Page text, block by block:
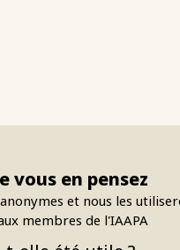
vous en pensez
et nous les
membres de l'IAAPA